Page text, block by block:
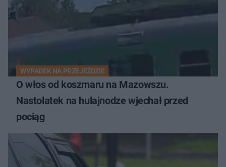
WYPADEK NA PRZEJEŹDZIE
O włos od koszmaru na Mazowszu.
Nastolatek na hulajnodze wjechał przed
pociąg